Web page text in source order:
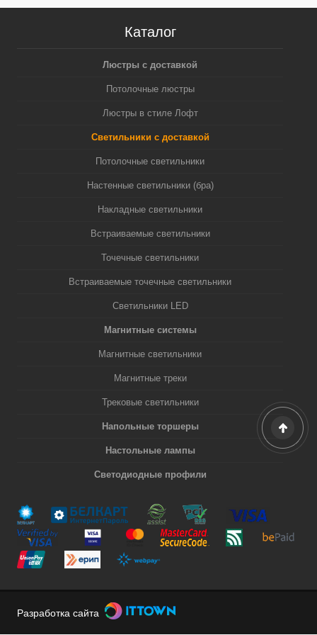
Каталог
Люстры с доставкой
Потолочные люстры
Люстры в стиле Лофт
Светильники с доставкой
Потолочные светильники
Настенные светильники (бра)
Накладные светильники
Встраиваемые светильники
Точечные светильники
Встраиваемые точечные светильники
Светильники LED
Магнитные системы
Магнитные светильники
Магнитные треки
Трековые светильники
Напольные торшеры
Настольные лампы
Светодиодные профили
Разработка сайта